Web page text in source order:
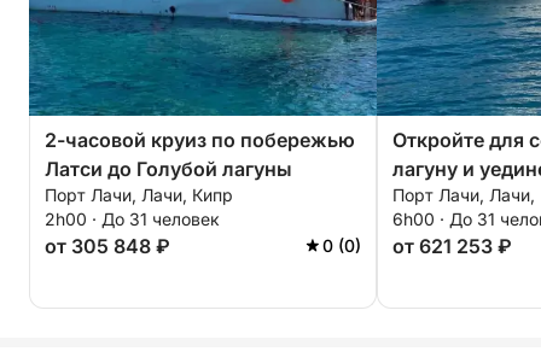
2-часовой круиз по побережью
Латси до Голубой лагуны
Порт Лачи, Лачи, Кипр
2h00 · До 31 человек
от 305 848 ₽ 0 (0)
Откройте для
лагуну и
часов
Порт Лачи, Лачи,
6h00 · До 31
от 621 253 ₽